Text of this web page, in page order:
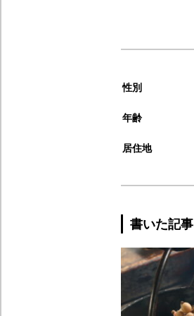
性別
年齢
居住地
書いた記事